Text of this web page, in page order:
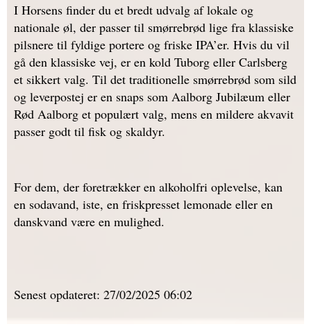
I Horsens finder du et bredt udvalg af lokale og
nationale øl, der passer til smørrebrød lige fra klassiske
pilsnere til fyldige portere og friske IPA’er. Hvis du vil
gå den klassiske vej, er en kold Tuborg eller Carlsberg
et sikkert valg. Til det traditionelle smørrebrød som sild
og leverpostej er en snaps som Aalborg Jubilæum eller
Rød Aalborg et populært valg, mens en mildere akvavit
passer godt til fisk og skaldyr.
For dem, der foretrækker en alkoholfri oplevelse, kan
en sodavand, iste, en friskpresset lemonade eller en
danskvand være en mulighed.
Senest opdateret: 27/02/2025 06:02